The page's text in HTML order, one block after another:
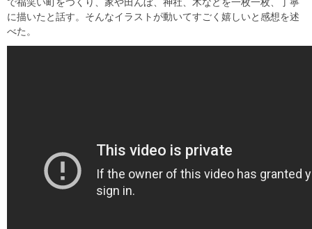
に描いたと話す。そんなイラストが動いてすごく嬉しいと感想を述
べた。